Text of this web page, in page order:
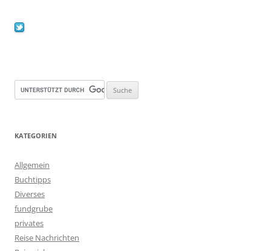
KATEGORIEN
Allgemein
Buchtipps
Diverses
fundgrube
privates
Reise Nachrichten